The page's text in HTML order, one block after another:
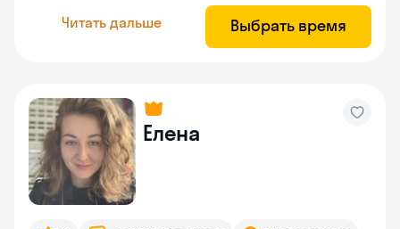
Читать дальше Выбрать время
Елена